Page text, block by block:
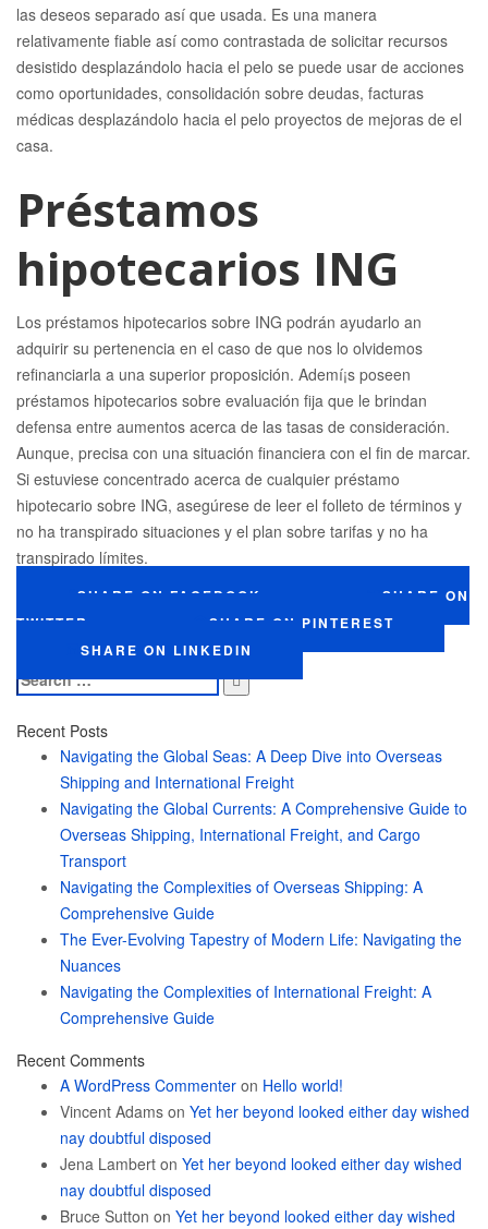
las deseos separado así que usada. Es una manera
relativamente fiable así­ como contrastada de solicitar recursos
desistido desplazándolo hacia el pelo se puede usar de acciones
como oportunidades, consolidación sobre deudas, facturas
médicas desplazándolo hacia el pelo proyectos de mejoras de el
casa.
Préstamos
hipotecarios ING
Los préstamos hipotecarios sobre ING podrán ayudarlo an
adquirir su pertenencia en el caso de que nos lo olvidemos
refinanciarla a una superior proposición. Ademí¡s poseen
préstamos hipotecarios sobre evaluación fija que le brindan
defensa entre aumentos acerca de las tasas de consideración.
Aunque, precisa con una situación financiera con el fin de marcar.
Si estuviese concentrado acerca de cualquier préstamo
hipotecario sobre ING, asegúrese de leer el folleto de términos y
no ha transpirado situaciones y el plan sobre tarifas y no ha
transpirado límites.
SHARE ON FACEBOOK
SHARE ON
TWITTER
SHARE ON PINTEREST
SHARE ON LINKEDIN
Search
for:
Recent Posts
Navigating the Global Seas: A Deep Dive into Overseas
Shipping and International Freight
Navigating the Global Currents: A Comprehensive Guide to
Overseas Shipping, International Freight, and Cargo
Transport
Navigating the Complexities of Overseas Shipping: A
Comprehensive Guide
The Ever-Evolving Tapestry of Modern Life: Navigating the
Nuances
Navigating the Complexities of International Freight: A
Comprehensive Guide
Recent Comments
A WordPress Commenter on Hello world!
Vincent Adams on Yet her beyond looked either day wished
nay doubtful disposed
Jena Lambert on Yet her beyond looked either day wished
nay doubtful disposed
Bruce Sutton on Yet her beyond looked either day wished